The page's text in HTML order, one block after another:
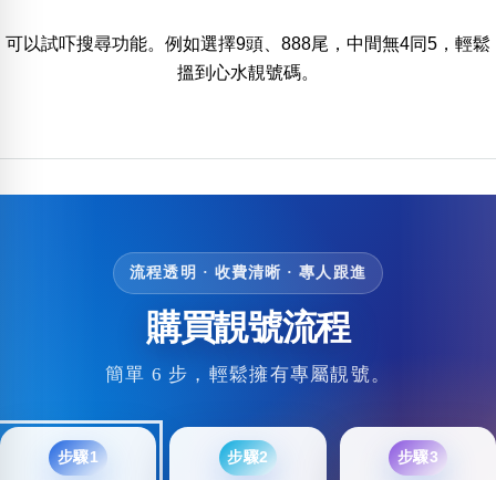
可以試吓搜尋功能。例如選擇9頭、888尾，中間無4同5，輕鬆
搵到心水靚號碼。
流程透明 · 收費清晰 · 專人跟進
購買靚號流程
簡單 6 步，輕鬆擁有專屬靚號。
步驟1 步驟2 步驟3